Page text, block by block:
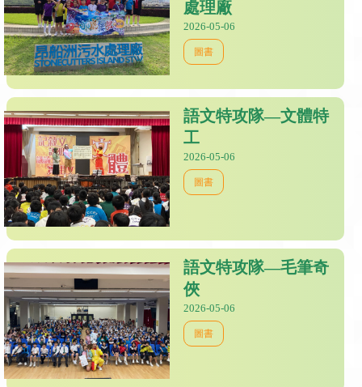
處理廠
2026-05-06
圖書
語文特攻隊—文體特
工
2026-05-06
圖書
語文特攻隊—毛筆奇
俠
2026-05-06
圖書